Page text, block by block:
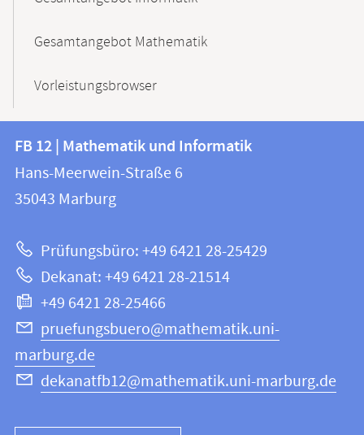
Gesamtangebot Mathematik
Vorleistungsbrowser
Kontakt
und
Informationen
Website
FB
12
|
und
Informatik
FB 12 | Mathematik und Informatik
Hans-Meerwein-Straße 6
35043 Marburg
Prüfungsbüro: +49 6421 28-25429
Dekanat: +49 6421 28-21514
+49 6421 28-25466
pruefungsbuero@mathematik.uni-
marburg.de
dekanatfb12@mathematik.uni-marburg.de